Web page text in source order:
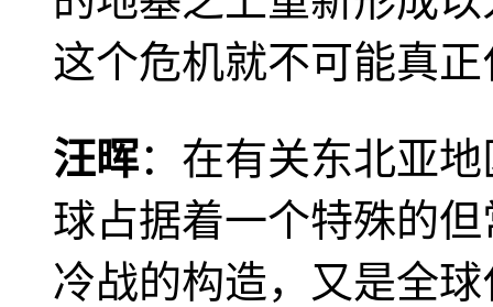
这个危机就不可能真
汪晖：在有关东北亚
球占据着一个特殊的
冷战的构造，又是全